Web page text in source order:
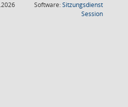
Software:Sitzungsdienst
Session(Wird in